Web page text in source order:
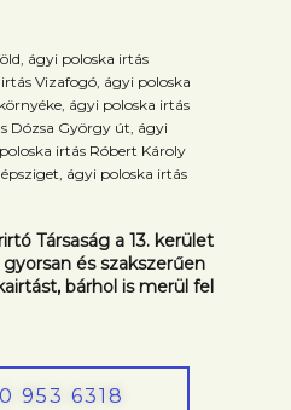
ágyi poloska irtás
Vizafogó, ágyi poloska
ágyi poloska irtás
Dózsa György út, ágyi
irtás Róbert Károly
ágyi poloska irtás
Társaság a 13. kerület
és szakszerűen
bárhol is merül fel
953 6318